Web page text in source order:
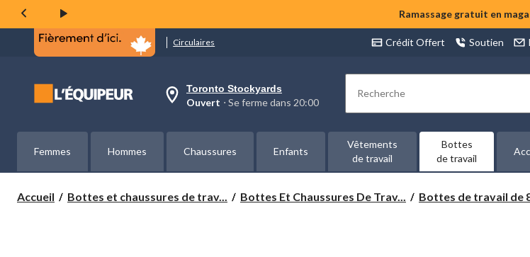
Ramassage gratuit en
Circulaires Crédit Offert Soutien
votre
est
Toronto
Stockyards,
ferme
Toronto Stockyards
Ouvert ⋅ Se ferme dans 20:00 Rechercher
Femmes Hommes Chaussures Enfants
Vêtements
de travail
Bottes
de travail
Accueil Bottes et chaussures de trav... Bottes Et Chaussures De Trav... Bottes de travail de